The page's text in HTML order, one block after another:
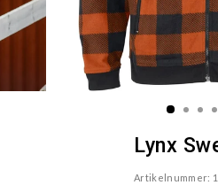
Lynx
Artikelnummer: